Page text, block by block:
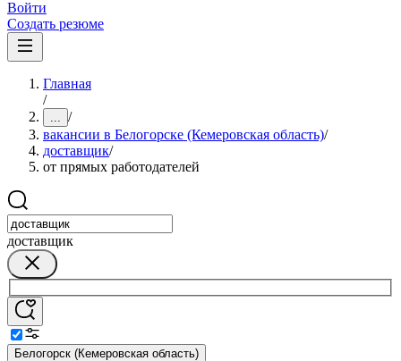
Войти
Создать резюме
Главная
/
... /
вакансии в Белогорске (Кемеровская область)/
доставщик/
от прямых работодателей
доставщик
Белогорск (Кемеровская область)